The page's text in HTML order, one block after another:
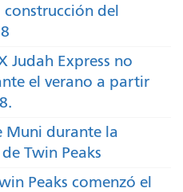
del
Judah Express no
el verano a partir
Muni durante la
Twin Peaks
Peaks comenzó el